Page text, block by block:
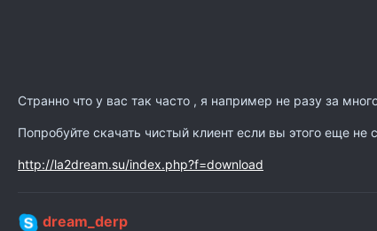
Странно что у вас так часто , я например не разу за
Попробуйте скачать чистый клиент если вы этого еще не
http://la2dream.su/index.php?f=download
dream_derp